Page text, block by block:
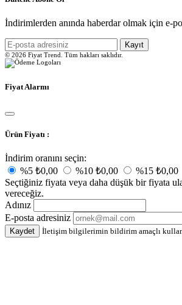
İndirimlerden anında haberdar olmak için e-
Kayıt
© 2026 Fiyat Trend. Tüm hakları saklıdır.
Fiyat Alarmı
Ürün Fiyatı :
İndirim oranını seçin:
%5 ₺0,00 %10 ₺0,00 %15 ₺0,00
Seçtiğiniz fiyata veya daha düşük bir fiyata
vereceğiz.
Adınız
E-posta adresiniz
Kaydet İletişim bilgilerimin bildirim amaçlı